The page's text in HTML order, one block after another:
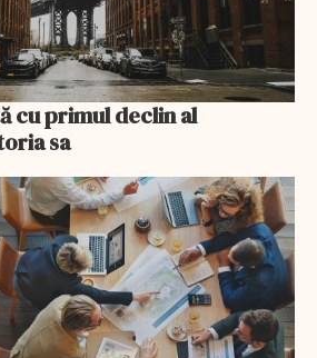
cu primul declin al
sa